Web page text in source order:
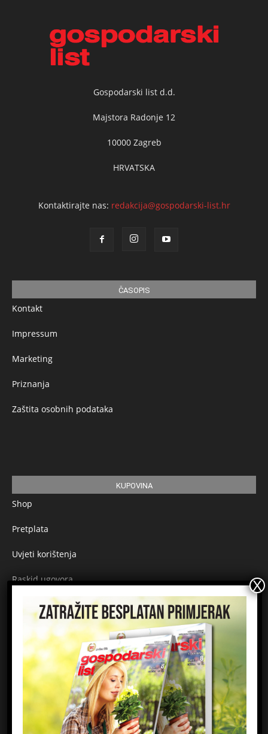
Gospodarski list d.d.
Majstora Radonje 12
10000 Zagreb
HRVATSKA
Kontaktirajte nas: redakcija@gospodarski-list.hr
ČASOPIS
Kontakt
Impressum
Marketing
Priznanja
Zaštita osobnih podataka
KUPOVINA
Shop
Pretplata
Uvjeti korištenja
Raskid ugovora
Načini plaćanja
Sigurnost plaćanja
Prijavite se na newsletter